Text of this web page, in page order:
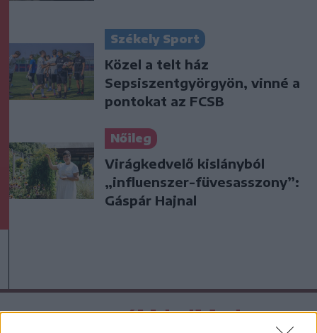
Székely Sport
Közel a telt ház
Sepsiszentgyörgyön, vinné a
pontokat az FCSB
Nőileg
Virágkedvelő kislányból
„influenszer-füvesasszony”:
Gáspár Hajnal
A rovat további cikkei